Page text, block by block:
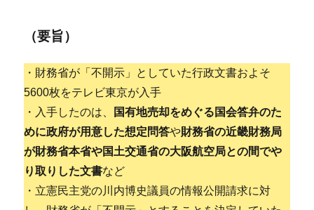
（要旨）
・財務省が「不開示」としていた行政文書およそ
5600枚をテレビ東京が入手
・入手したのは、
国有地売却をめぐる国会答弁のた
めに政府が用意した想定問答や財務省の近畿財務局
が財務省本省や国土交通省の大阪航空局との間でや
り取りした文書など
・立憲民主党の川内博史議員の情報公開請求に対